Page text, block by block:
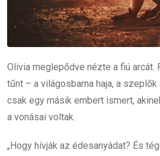
Olivia meglepődve nézte a fiú arcát.
tűnt – a világosbarna haja, a
csak egy másik embert ismert,
a vonásai voltak.
„Hogy hívják az édesanyádat? És